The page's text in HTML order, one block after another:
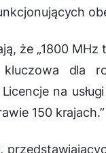
że „1800
dla
na
150 krajach.”